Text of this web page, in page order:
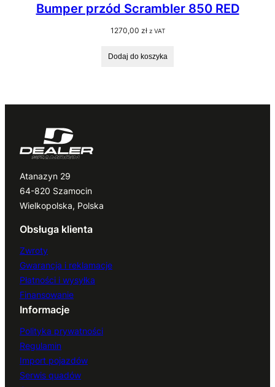
Bumper przód Scrambler 850 RED
1270,00 zł z VAT
Dodaj do koszyka
Atanazyn 29
64-820 Szamocin
Wielkopolska, Polska
Obsługa klienta
Zwroty
Gwarancja i reklamacje
Płatności i wysyłka
Finansowanie
Informacje
Polityka prywatności
Regulamin
Import pojazdów
Serwis quadów